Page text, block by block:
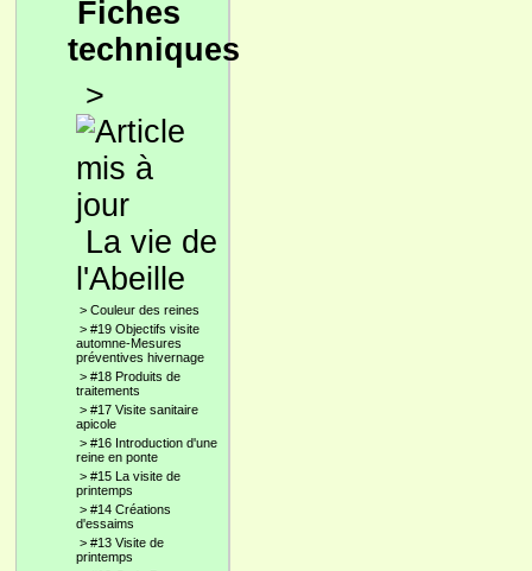
Fiches
techniques
>
La vie de
l'Abeille
> Couleur des reines
> #19 Objectifs visite
automne-Mesures
préventives hivernage
> #18 Produits de
traitements
> #17 Visite sanitaire
apicole
> #16 Introduction d'une
reine en ponte
> #15 La visite de
printemps
> #14 Créations
d'essaims
> #13 Visite de
printemps